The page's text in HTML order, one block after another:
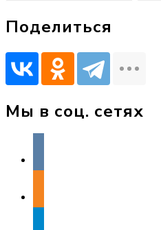
Поделиться
Мы в соц. сетях